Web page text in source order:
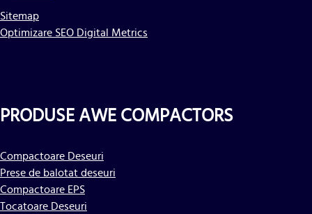
Sitemap
Optimizare SEO Digital Metrics
PRODUSE AWE COMPACTORS
Compactoare Deseuri
Prese de balotat deseuri
Compactoare EPS
Tocatoare Deseuri